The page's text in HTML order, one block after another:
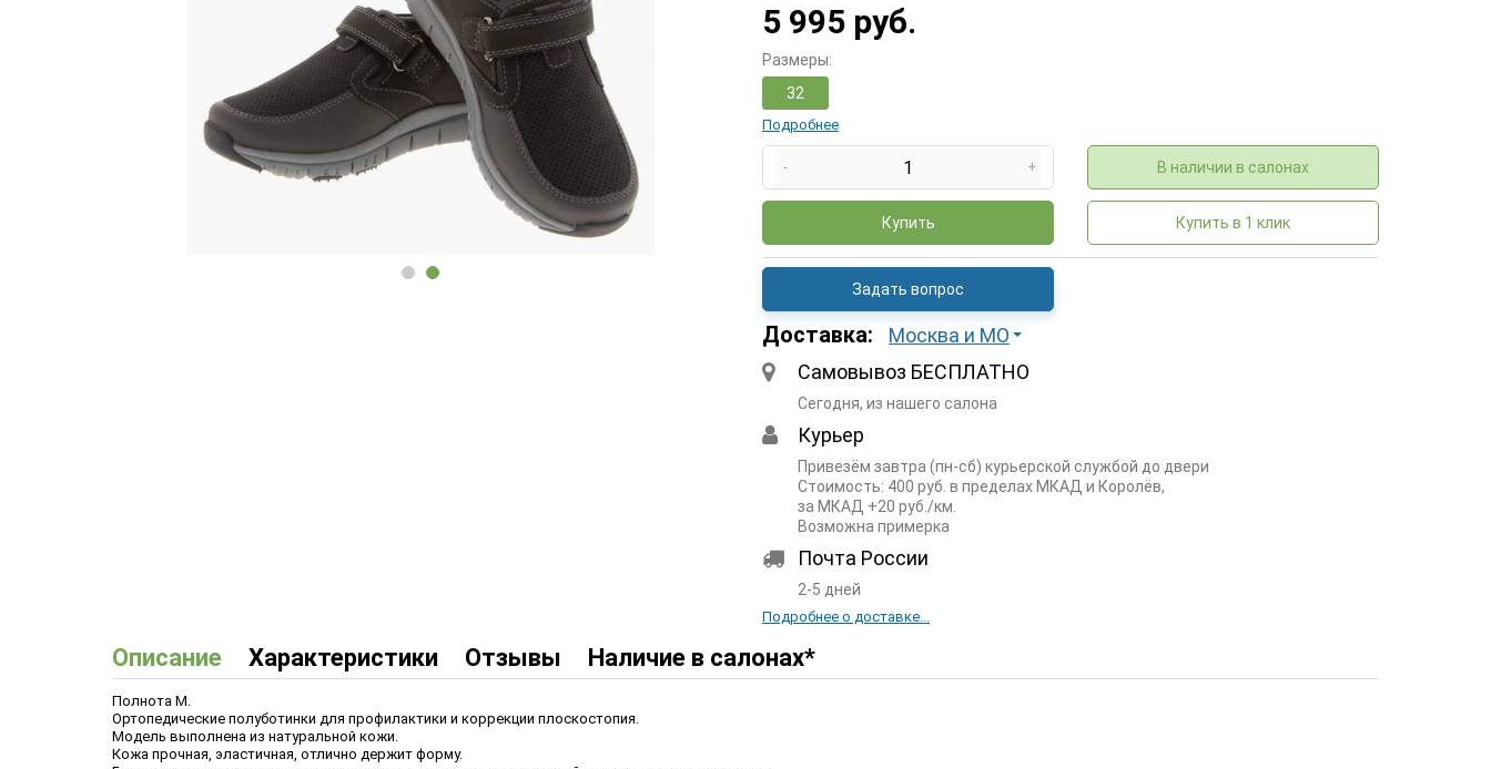
5 995 руб.
Размеры:
32
Подробнее
- + В наличии в салонах
Купить Купить в 1 клик
Задать вопрос
Доставка:
Москва и МО
Самовывоз БЕСПЛАТНО
Сегодня, из нашего салона
Курьер
Привезём завтра (пн-сб) курьерской службой до двери
Стоимость: 400 руб. в пределах МКАД и Королёв,
за МКАД +20 руб./км.
Возможна примерка
Почта России
2-5 дней
Подробнее о доставке...
Описание Характеристики Отзывы Наличие в салонах*
Полнота М.
Ортопедические полуботинки для профилактики и коррекции плоскостопия.
Модель выполнена из натуральной кожи.
Кожа прочная, эластичная, отлично держит форму.